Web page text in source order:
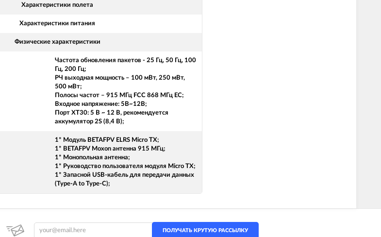
Характеристики полета
Характеристики питания
Физические характеристики
Частота обновления пакетов - 25 Гц, 50 Гц, 100
Гц, 200 Гц;
РЧ выходная мощность – 100 мВт, 250 мВт,
500 мВт;
Полосы частот – 915 МГц FCC 868 МГц ЕС;
Входное напряжение: 5В~12В;
Порт XT30: 5 В ~ 12 В, рекомендуется
аккумулятор 2S (8,4 В);
1* Модуль BETAFPV ELRS Micro TX;
1* BETAFPV Moxon антенна 915 МГц;
1* Монопольная антенна;
1* Руководство пользователя модуля Micro TX;
1* Запасной USB-кабель для передачи данных
(Type-A to Type-C);
ПОЛУЧАТЬ КРУТУЮ РАССЫЛКУ